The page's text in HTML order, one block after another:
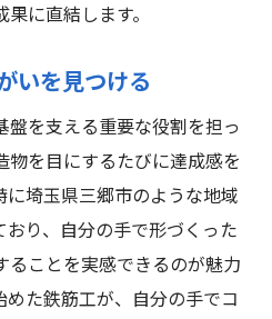
に直結します。
いを見つける
を支える重要な役割を担っ
を目にするたびに達成感を
埼玉県三郷市のような地域
り、自分の手で形づくった
ことを実感できるのが魅力
た鉄筋工が、自分の手でコ